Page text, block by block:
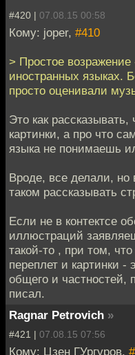
#420 | 07.08.15 00:58
Кому: joper, #410
> Простое
иностранных языках.
просто оценивали
Это как
картинки, а про что
языка не понимаешь
Вроде, все делали, но
таком рассказывать
Если не в контектсе
иллюстраций
такой-то , при том,
переплет и картинки -
общего и частностей,
писал.
Ragnar Petrovich »
#421 | 07.08.15 07:56
Кому: Цзен ГУргуров,